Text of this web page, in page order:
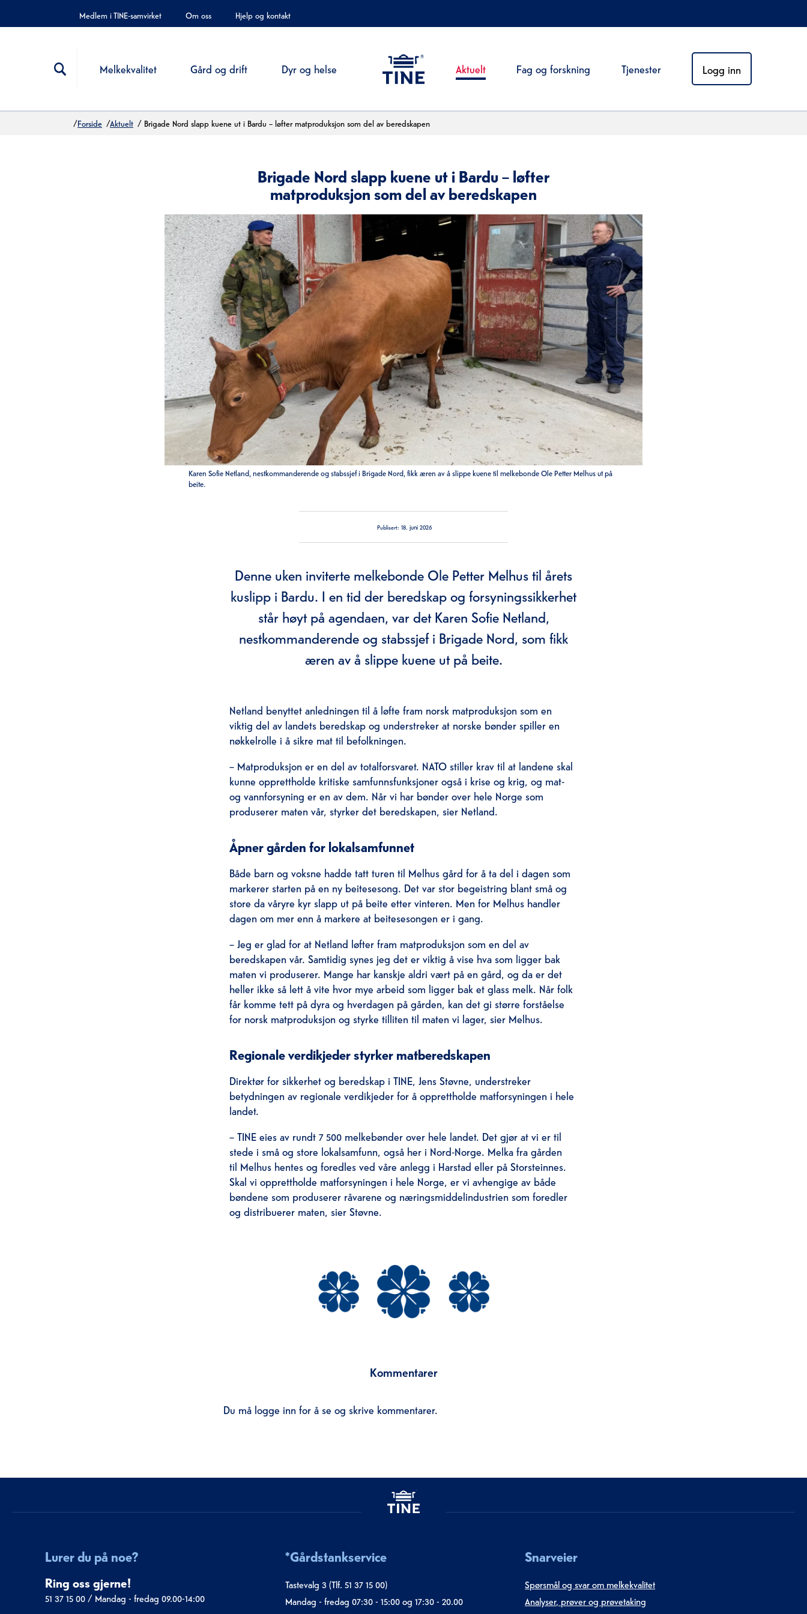
Medlem i TINE-samvirket Om oss Hjelp og kontakt
Melkekvalitet Gård og drift Dyr og helse Aktuelt Fag og forskning Tjenester Logg inn
/Forside /Aktuelt / Brigade Nord slapp kuene ut i Bardu – løfter matproduksjon som del av beredskapen
Brigade Nord slapp kuene ut i Bardu – løfter
matproduksjon som del av beredskapen
Karen Sofie Netland, nestkommanderende og stabssjef i Brigade Nord, fikk æren av å slippe kuene til melkebonde Ole Petter Melhus ut på
beite.
Publisert: 18. juni 2026
Denne uken inviterte melkebonde Ole Petter Melhus til årets
kuslipp i Bardu. I en tid der beredskap og forsyningssikkerhet
står høyt på agendaen, var det Karen Sofie Netland,
nestkommanderende og stabssjef i Brigade Nord, som fikk
æren av å slippe kuene ut på beite.
Netland benyttet anledningen til å løfte fram norsk matproduksjon som en
viktig del av landets beredskap og understreker at norske bønder spiller en
nøkkelrolle i å sikre mat til befolkningen.
– Matproduksjon er en del av totalforsvaret. NATO stiller krav til at landene skal
kunne opprettholde kritiske samfunnsfunksjoner også i krise og krig, og mat-
og vannforsyning er en av dem. Når vi har bønder over hele Norge som
produserer maten vår, styrker det beredskapen, sier Netland.
Åpner gården for lokalsamfunnet
Både barn og voksne hadde tatt turen til Melhus gård for å ta del i dagen som
markerer starten på en ny beitesesong. Det var stor begeistring blant små og
store da våryre kyr slapp ut på beite etter vinteren. Men for Melhus handler
dagen om mer enn å markere at beitesesongen er i gang.
– Jeg er glad for at Netland løfter fram matproduksjon som en del av
beredskapen vår. Samtidig synes jeg det er viktig å vise hva som ligger bak
maten vi produserer. Mange har kanskje aldri vært på en gård, og da er det
heller ikke så lett å vite hvor mye arbeid som ligger bak et glass melk. Når folk
får komme tett på dyra og hverdagen på gården, kan det gi større forståelse
for norsk matproduksjon og styrke tilliten til maten vi lager, sier Melhus.
Regionale verdikjeder styrker matberedskapen
Direktør for sikkerhet og beredskap i TINE, Jens Støvne, understreker
betydningen av regionale verdikjeder for å opprettholde matforsyningen i hele
landet.
– TINE eies av rundt 7 500 melkebønder over hele landet. Det gjør at vi er til
stede i små og store lokalsamfunn, også her i Nord-Norge. Melka fra gården
til Melhus hentes og foredles ved våre anlegg i Harstad eller på Storsteinnes.
Skal vi opprettholde matforsyningen i hele Norge, er vi avhengige av både
bøndene som produserer råvarene og næringsmiddelindustrien som foredler
og distribuerer maten, sier Støvne.
Kommentarer
Du må logge inn for å se og skrive kommentarer.
Lurer du på noe?
Ring oss gjerne!
51 37 15 00 / Mandag - fredag 09.00-14:00
*Gårdstankservice
Tastevalg 3 (Tlf. 51 37 15 00)
Mandag - fredag 07:30 - 15:00 og 17:30 - 20.00
Snarveier
Spørsmål og svar om melkekvalitet
Analyser, prøver og prøvetaking